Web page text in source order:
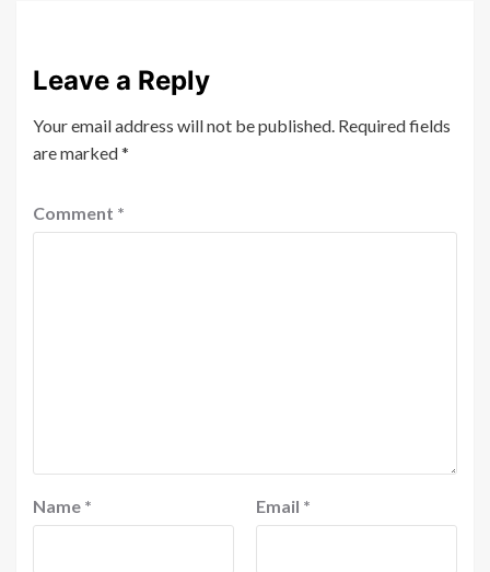
Leave a Reply
Your email address will not be published. Required fields
are marked*
Comment *
Name * Email *